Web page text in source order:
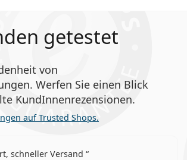
getestet
von
Werfen Sie einen Blick
KundInnenrezensionen.
auf Trusted Shops.
schneller Versand